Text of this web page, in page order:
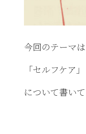
今回のテーマは
「セルフケア
について書いて